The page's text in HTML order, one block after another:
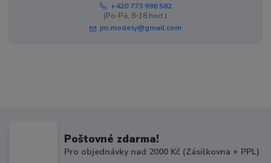
+420 773 998 582
(Po-Pá, 8-18 hod.)
jm.modely@gmail.com
Poštovné zdarma!
Pro objednávky nad 2000 Kč (Zásilkovna + PPL)